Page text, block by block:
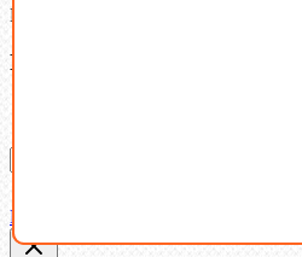
В корзине нет товаров.
Поиск
Don't show this popup again